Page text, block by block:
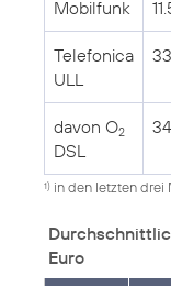
Mobilfunk
Telefonica
ULL
davon O2
DSL
34
1) in den letzten drei
Euro